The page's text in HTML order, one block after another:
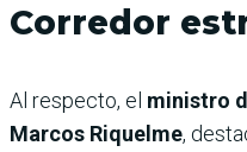
Corredor
Al respecto, el ministro
Marcos Riquelme,